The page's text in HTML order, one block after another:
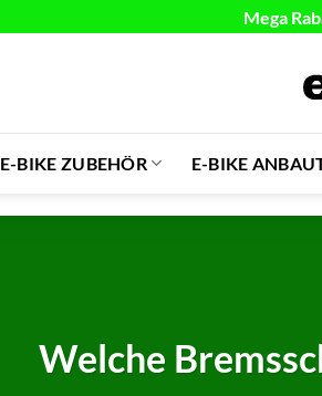
Mega
E-BIKE ZUBEHÖR E-BIKE
Welche